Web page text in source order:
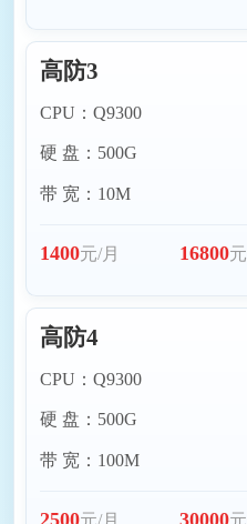
高防3
CPU：Q9300
硬 盘：500G
带 宽：10M
1400元/月 16800
高防4
CPU：Q9300
硬 盘：500G
带 宽：100M